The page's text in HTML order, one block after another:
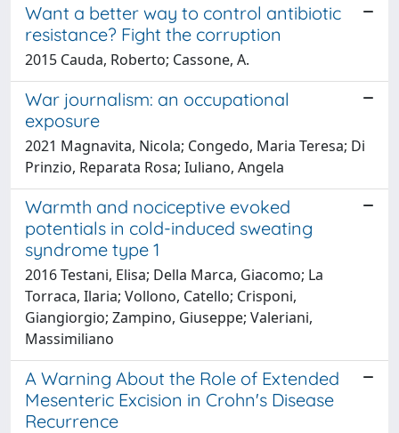
Want a better way to control antibiotic
resistance? Fight the corruption
2015 Cauda, Roberto; Cassone, A.
War journalism: an occupational
exposure
2021 Magnavita, Nicola; Congedo, Maria Teresa; Di
Prinzio, Reparata Rosa; Iuliano, Angela
Warmth and nociceptive evoked
potentials in cold-induced sweating
syndrome type 1
2016 Testani, Elisa; Della Marca, Giacomo; La
Torraca, Ilaria; Vollono, Catello; Crisponi,
Giangiorgio; Zampino, Giuseppe; Valeriani,
Massimiliano
A Warning About the Role of Extended
Mesenteric Excision in Crohn's Disease
Recurrence